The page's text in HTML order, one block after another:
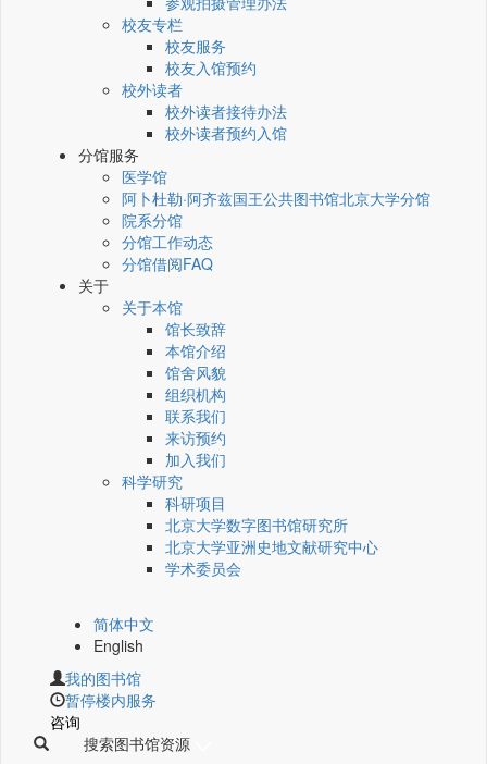
校友专栏
校友服务
校友入馆预约
校外读者
校外读者接待办法
校外读者预约入馆
分馆服务
医学馆
阿卜杜勒·阿齐兹国王公共图书馆北京大学分馆
院系分馆
分馆工作动态
分馆借阅FAQ
关于
关于本馆
馆长致辞
本馆介绍
馆舍风貌
组织机构
联系我们
来访预约
加入我们
科学研究
科研项目
北京大学数字图书馆研究所
北京大学亚洲史地文献研究中心
学术委员会
简体中文
English
我的图书馆
暂停楼内服务
咨询
搜索图书馆资源